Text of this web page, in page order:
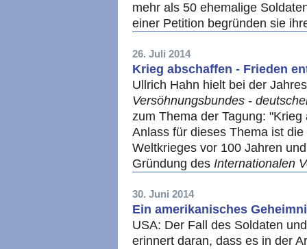
mehr als 50 ehemalige
einer Petition begründen sie
26. Juli 2014
Krieg abschaffen - Frieden
Ullrich Hahn hielt bei der
Versöhnungsbundes -
zum Thema der Tagung:
Anlass für dieses Thema ist
Weltkrieges vor 100 Jahren
Gründung des Internationalen
30. Juni 2014
Ein amerikanisches
USA: Der Fall des Soldaten
erinnert daran, dass es in der